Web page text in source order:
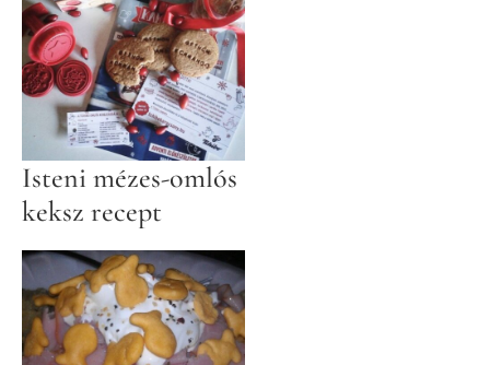
Isteni mézes-omlós
keksz recept